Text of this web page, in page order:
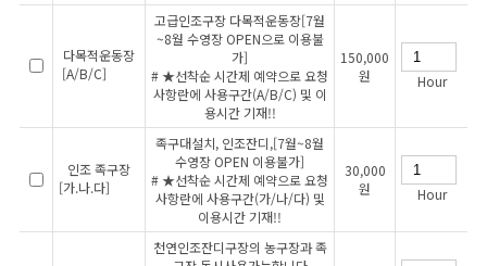
다목적운동장
[A/B/C]
고급인조구장 다목적운동장[7월
~8월 수영장 OPEN으로 이용불
가]
# ★선착순 시간제 예약으로 요청
사항란에 사용구간(A/B/C) 및 이
용시간 기재!!
150,000
원
Hour
인조 족구장
[가.나.다]
족구대설치, 인조잔디,[7월~8월
수영장 OPEN 이용불가]
# ★선착순 시간제 예약으로 요청
사항란에 사용구간(가/나/다) 및
이용시간 기재!!
30,000
원
Hour
천연인조잔디구장의 농구장과 족